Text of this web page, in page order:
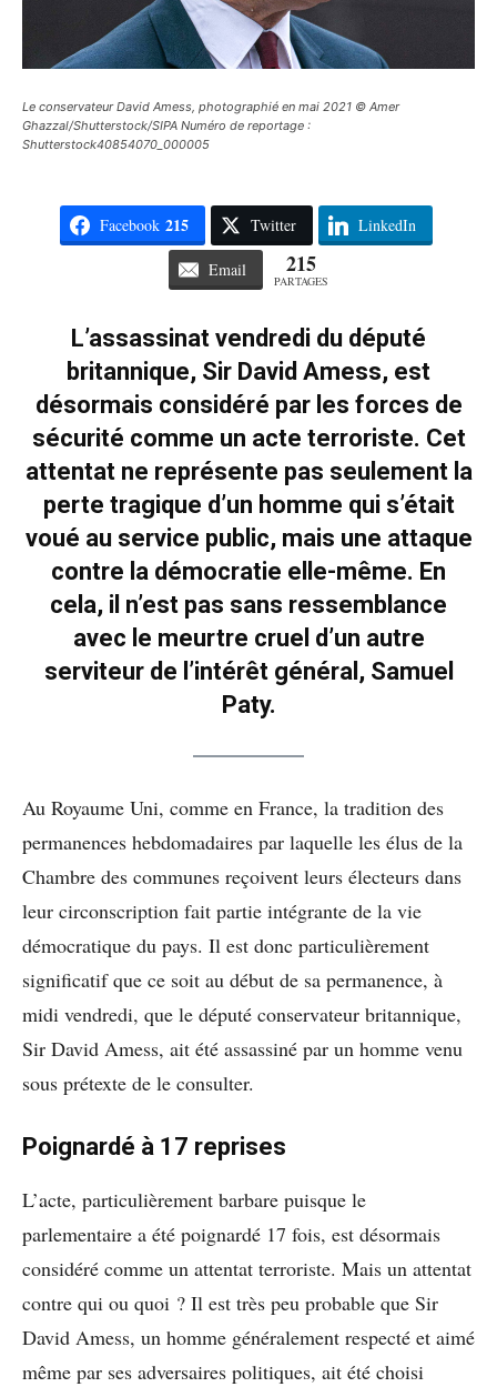
Le conservateur David Amess, photographié en mai 2021 © Amer
Ghazzal/Shutterstock/SIPA Numéro de reportage :
Shutterstock40854070_000005
Facebook 215 Twitter LinkedIn
Email 215
PARTAGES
L’assassinat vendredi du député
britannique, Sir David Amess, est
désormais considéré par les forces de
sécurité comme un acte terroriste. Cet
attentat ne représente pas seulement la
perte tragique d’un homme qui s’était
voué au service public, mais une attaque
contre la démocratie elle-même. En
cela, il n’est pas sans ressemblance
avec le meurtre cruel d’un autre
serviteur de l’intérêt général, Samuel
Paty.
Au Royaume Uni, comme en France, la tradition des
permanences hebdomadaires par laquelle les élus de la
Chambre des communes reçoivent leurs électeurs dans
leur circonscription fait partie intégrante de la vie
démocratique du pays. Il est donc particulièrement
significatif que ce soit au début de sa permanence, à
midi vendredi, que le député conservateur britannique,
Sir David Amess, ait été assassiné par un homme venu
sous prétexte de le consulter.
Poignardé à 17 reprises
L’acte, particulièrement barbare puisque le
parlementaire a été poignardé 17 fois, est désormais
considéré comme un attentat terroriste. Mais un attentat
contre qui ou quoi ? Il est très peu probable que Sir
David Amess, un homme généralement respecté et aimé
même par ses adversaires politiques, ait été choisi